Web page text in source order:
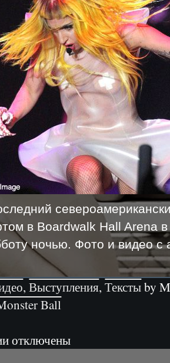
в Boardwalk Hall Arena
ночью. Фото и видео
,Выступления,Текстыby
Ball
отключены